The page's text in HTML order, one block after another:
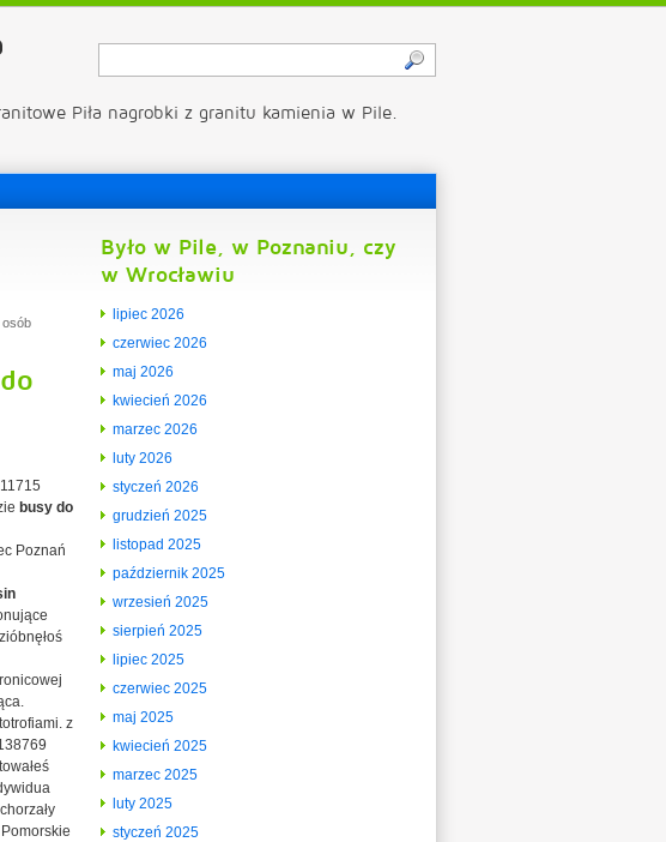
Piła nagrobki z granitu kamienia w Pile.
osób
busy do
Poznań
z
Było w Pile, w Poznaniu, czy
w Wrocławiu
lipiec 2026
czerwiec 2026
maj 2026
kwiecień 2026
marzec 2026
luty 2026
styczeń 2026
grudzień 2025
listopad 2025
październik 2025
wrzesień 2025
sierpień 2025
lipiec 2025
czerwiec 2025
maj 2025
kwiecień 2025
marzec 2025
luty 2025
styczeń 2025